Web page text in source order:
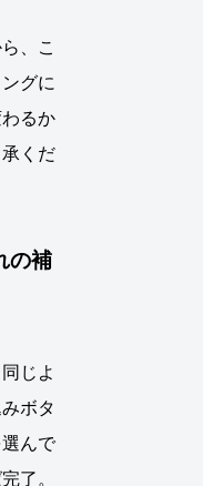
、こ
グに
るか
くだ
の補
じよ
ボタ
んで
了。